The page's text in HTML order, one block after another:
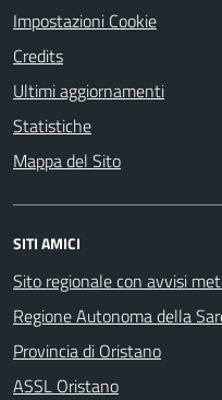
Impostazioni Cookie
Credits
Ultimi aggiornamenti
Statistiche
Mappa del Sito
SITI AMICI
Sito regionale con avvisi
Regione Autonoma della
Provincia di Oristano
ASSL Oristano